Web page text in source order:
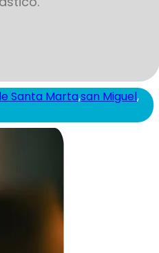
Santa Marta,san Miguel,